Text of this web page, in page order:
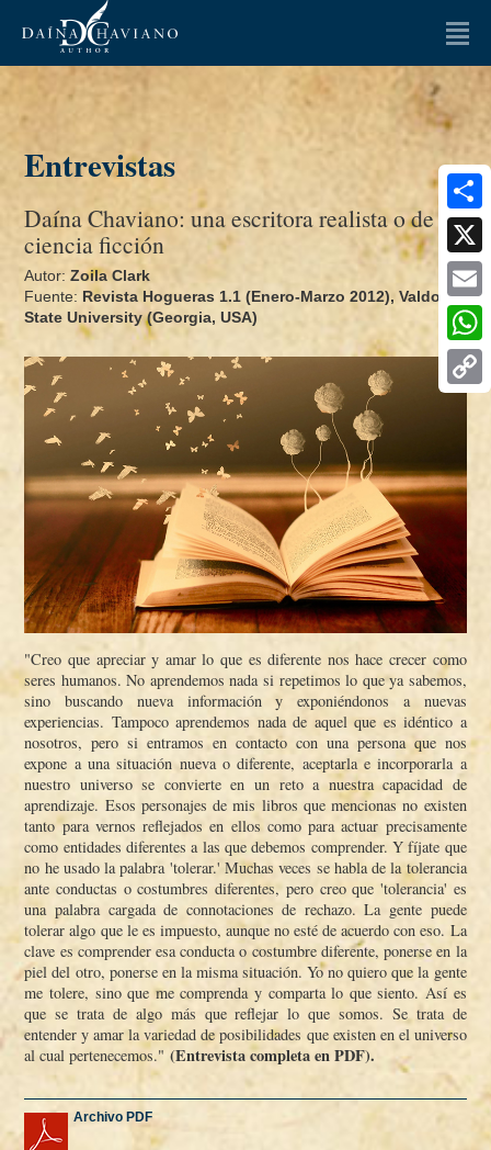
OPINIONES
Artículos
Ensayos
NOTICIAS
MULTIMEDIA
FAQ
CONTACTO
Entrevistas
Daí­na Chaviano: una escritora realista o de
ciencia ficción
Autor:Zoila Clark
Fuente: Revista Hogueras 1.1 (Enero-Marzo 2012), Valdosta
State University (Georgia, USA)
"Creo que apreciar y amar lo que es diferente nos hace crecer como
seres humanos. No aprendemos nada si repetimos lo que ya sabemos,
sino buscando nueva información y exponiéndonos a nuevas
experiencias. Tampoco aprendemos nada de aquel que es idéntico a
nosotros, pero si entramos en contacto con una persona que nos
expone a una situación nueva o diferente, aceptarla e incorporarla a
nuestro universo se convierte en un reto a nuestra capacidad de
aprendizaje. Esos personajes de mis libros que mencionas no existen
tanto para vernos reflejados en ellos como para actuar precisamente
como entidades diferentes a las que debemos comprender. Y fí­jate que
no he usado la palabra 'tolerar.' Muchas veces se habla de la tolerancia
ante conductas o costumbres diferentes, pero creo que 'tolerancia' es
una palabra cargada de connotaciones de rechazo. La gente puede
tolerar algo que le es impuesto, aunque no esté de acuerdo con eso. La
clave es comprender esa conducta o costumbre diferente, ponerse en la
piel del otro, ponerse en la misma situación. Yo no quiero que la gente
me tolere, sino que me comprenda y comparta lo que siento. Así­ es
que se trata de algo más que reflejar lo que somos. Se trata de
entender y amar la variedad de posibilidades que existen en el universo
al cual pertenecemos."(Entrevista completa en PDF).
Archivo PDF
Share
X
Email